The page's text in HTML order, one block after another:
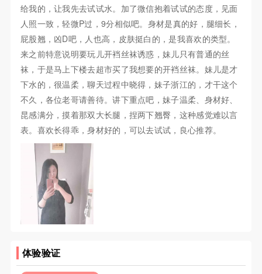
给我的，让我先去试试水。加了微信抱着试试的态度，见面
人照一致，轻微P过，9分相似吧。身材是真的好，腿细长，
屁股翘，凶D吧，人也高，皮肤挺白的，是我喜欢的类型。
来之前特意说明要玩儿开裆丝袜诱惑，妹儿只有普通的丝
袜，于是马上下楼去超市买了我想要的开裆丝袜。妹儿是才
下水的，很温柔，聊天过程中晓得，妹子浙江的，才干这个
不久，各位老哥请善待。讲下重点吧，妹子温柔、身材好、
昆感满分，摸着那双大长腿，捏两下翘臀，这种感觉难以言
表。喜欢长得乖，身材好的，可以去试试，良心推荐。
体验验证